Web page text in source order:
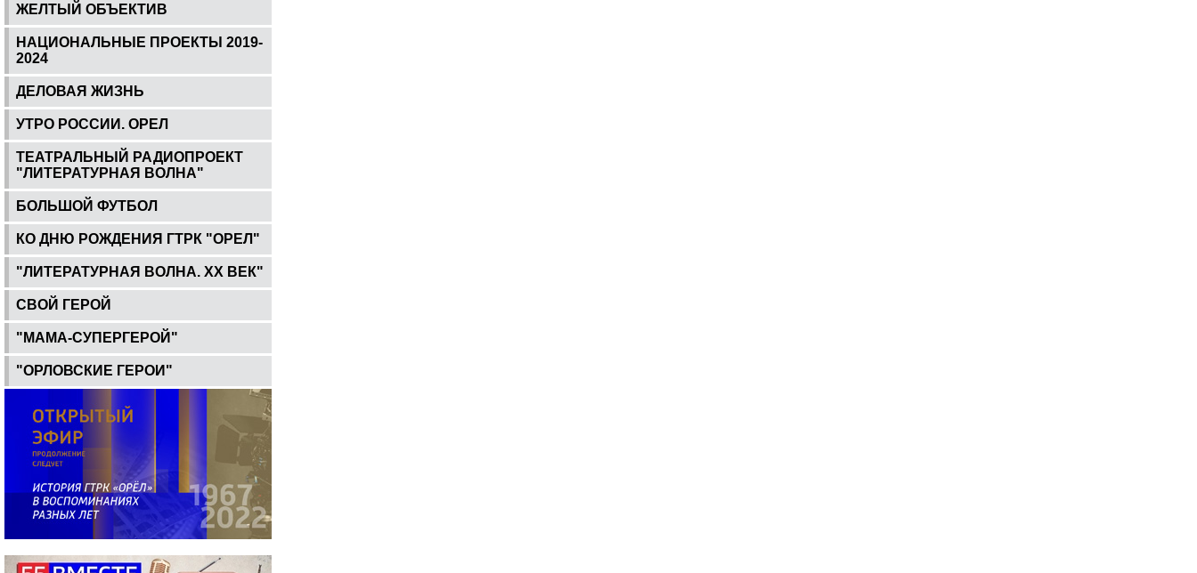
ЖЕЛТЫЙ ОБЪЕКТИВ
НАЦИОНАЛЬНЫЕ ПРОЕКТЫ 2019-
2024
ДЕЛОВАЯ ЖИЗНЬ
УТРО РОССИИ. ОРЕЛ
ТЕАТРАЛЬНЫЙ РАДИОПРОЕКТ
"ЛИТЕРАТУРНАЯ ВОЛНА"
БОЛЬШОЙ ФУТБОЛ
КО ДНЮ РОЖДЕНИЯ ГТРК "ОРЕЛ"
"ЛИТЕРАТУРНАЯ ВОЛНА. ХХ ВЕК"
СВОЙ ГЕРОЙ
"МАМА-СУПЕРГЕРОЙ"
"ОРЛОВСКИЕ ГЕРОИ"